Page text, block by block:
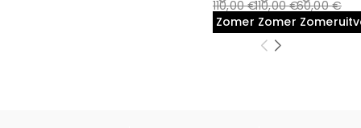
110,00 €
Zomeruitverkoop
110,00 €
Zomeruitverkoop
60,00 €